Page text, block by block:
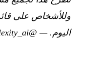
وللأشخاص على
اليوم. — @perplexity_ai على X